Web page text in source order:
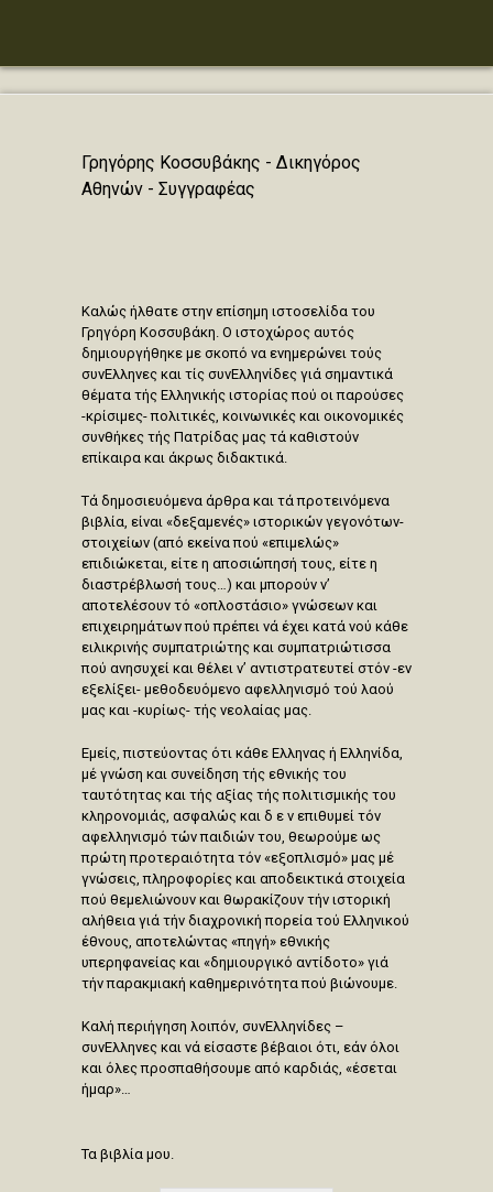
Γρηγόρης Κοσσυβάκης - Δικηγόρος
Αθηνών - Συγγραφέας
Καλώς ήλθατε στην επίσημη ιστοσελίδα του
Γρηγόρη Κοσσυβάκη. Ο ιστοχώρος αυτός
δημιουργήθηκε με σκοπό να ενημερώνει τούς
συνΕλληνες και τίς συνΕλληνίδες γιά σημαντικά
θέματα τής Ελληνικής ιστορίας πού οι παρούσες
-κρίσιμες- πολιτικές, κοινωνικές και οικονομικές
συνθήκες τής Πατρίδας μας τά καθιστούν
επίκαιρα και άκρως διδακτικά.
Τά δημοσιευόμενα άρθρα και τά προτεινόμενα
βιβλία, είναι «δεξαμενές» ιστορικών γεγονότων-
στοιχείων (από εκείνα πού «επιμελώς»
επιδιώκεται, είτε η αποσιώπησή τους, είτε η
διαστρέβλωσή τους…) και μπορούν ν’
αποτελέσουν τό «οπλοστάσιο» γνώσεων και
επιχειρημάτων πού πρέπει νά έχει κατά νού κάθε
ειλικρινής συμπατριώτης και συμπατριώτισσα
πού ανησυχεί και θέλει ν’ αντιστρατευτεί στόν -εν
εξελίξει- μεθοδευόμενο αφελληνισμό τού λαού
μας και -κυρίως- τής νεολαίας μας.
Εμείς, πιστεύοντας ότι κάθε Ελληνας ή Ελληνίδα,
μέ γνώση και συνείδηση τής εθνικής του
ταυτότητας και τής αξίας τής πολιτισμικής του
κληρονομιάς, ασφαλώς και δ ε ν επιθυμεί τόν
αφελληνισμό τών παιδιών του, θεωρούμε ως
πρώτη προτεραιότητα τόν «εξοπλισμό» μας μέ
γνώσεις, πληροφορίες και αποδεικτικά στοιχεία
πού θεμελιώνουν και θωρακίζουν τήν ιστορική
αλήθεια γιά τήν διαχρονική πορεία τού Ελληνικού
έθνους, αποτελώντας «πηγή» εθνικής
υπερηφανείας και «δημιουργικό αντίδοτο» γιά
τήν παρακμιακή καθημερινότητα πού βιώνουμε.
Καλή περιήγηση λοιπόν, συνΕλληνίδες –
συνΕλληνες και νά είσαστε βέβαιοι ότι, εάν όλοι
και όλες προσπαθήσουμε από καρδιάς, «έσεται
ήμαρ»…
Τα βιβλία μου.